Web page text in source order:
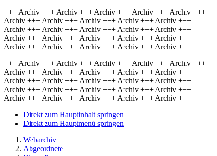
+++ Archiv +++ Archiv +++ Archiv +++ Archiv +++ Archiv +++
Archiv +++ Archiv +++ Archiv +++ Archiv +++ Archiv +++
Archiv +++ Archiv +++ Archiv +++ Archiv +++ Archiv +++
Archiv +++ Archiv +++ Archiv +++ Archiv +++ Archiv +++
Archiv +++ Archiv +++ Archiv +++ Archiv +++ Archiv +++
+++ Archiv +++ Archiv +++ Archiv +++ Archiv +++ Archiv +++
Archiv +++ Archiv +++ Archiv +++ Archiv +++ Archiv +++
Archiv +++ Archiv +++ Archiv +++ Archiv +++ Archiv +++
Archiv +++ Archiv +++ Archiv +++ Archiv +++ Archiv +++
Archiv +++ Archiv +++ Archiv +++ Archiv +++ Archiv +++
Direkt zum Hauptinhalt springen
Direkt zum Hauptmenü springen
Webarchiv
Abgeordnete